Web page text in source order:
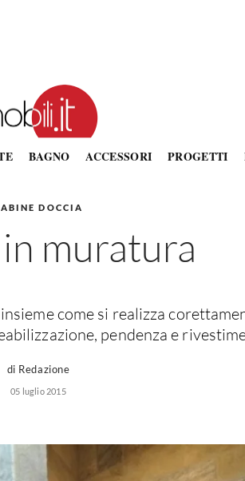
BAGNO ACCESSORI PROGETTI
DOCCIA
muratura
come si realizza
pendenza e
di Redazione
05 luglio 2015